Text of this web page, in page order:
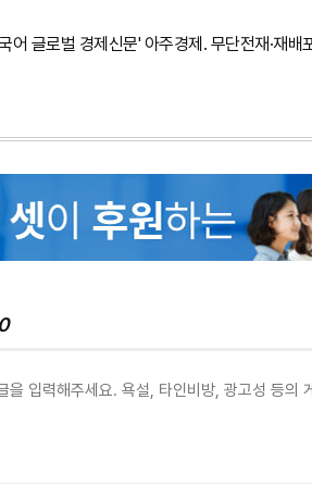
어 글로벌 경제신문' 아주경제. 무단전재·재배
0